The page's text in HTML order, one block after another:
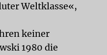
Weltklasse«,
keiner
1980 die